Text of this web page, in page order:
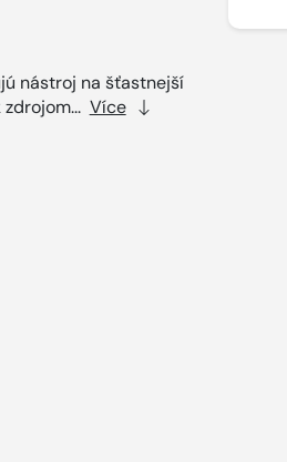
nástroj na šťastnejší
Více